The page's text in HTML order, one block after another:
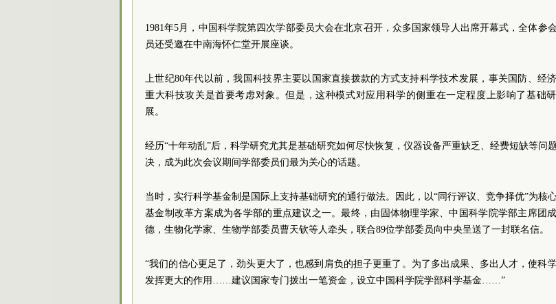
1981年5月，中国科学院第四次学部委员大会在北京召开，众多国家领导人出席开幕式，全体参
员还受邀在中南海怀仁堂开展座谈。
上世纪80年代以前，我国科技界主要以国家直接拨款的方式支持科学技术发展，事关国防、经
重大科技攻关是首要考虑对象。但是，这种模式对应用科学的侧重在一定程度上影响了基础
展。
经历“十年动乱”后，科学研究尤其是基础研究如何尽快恢复，仪器设备严重缺乏、经费短缺等问
决，成为此次会议期间学部委员们最为关心的话题。
当时，实行科学基金制是国际上支持基础研究的通行做法。因此，以“同行评议、竞争择优”为核
基金制改革方案成为各学部的重点建议之一。最终，由固体物理学家、中国科学院学部主席团
德，生物化学家、生物学部委员曹天钦等人牵头，联合89位学部委员向中央呈送了一封联名信。
“我们的信心更足了，劲头更大了，也感到肩负的担子更重了。为了多出成果、多出人才，使科
发挥更大的作用……建议国家专门拨出一笔资金，设立中国科学院学部科学基金……”